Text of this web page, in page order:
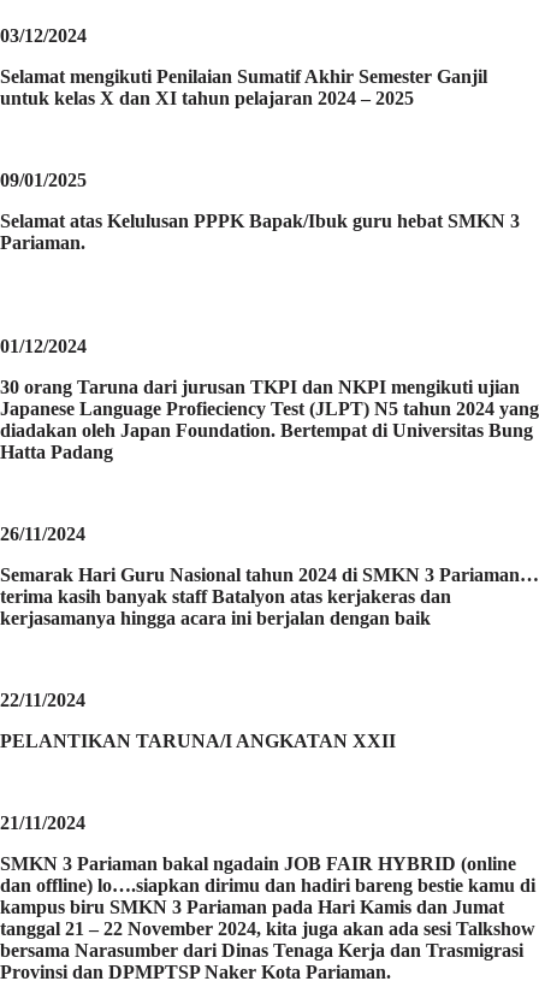
03/12/2024
Selamat mengikuti Penilaian Sumatif Akhir Semester Ganjil
untuk kelas X dan XI tahun pelajaran 2024 – 2025
09/01/2025
Selamat atas Kelulusan PPPK Bapak/Ibuk guru hebat SMKN 3
Pariaman.
01/12/2024
30 orang Taruna dari jurusan TKPI dan NKPI mengikuti ujian
Japanese Language Profieciency Test (JLPT) N5 tahun 2024 yang
diadakan oleh Japan Foundation. Bertempat di Universitas Bung
Hatta Padang
26/11/2024
Semarak Hari Guru Nasional tahun 2024 di SMKN 3 Pariaman…
terima kasih banyak staff Batalyon atas kerjakeras dan
kerjasamanya hingga acara ini berjalan dengan baik
22/11/2024
PELANTIKAN TARUNA/I ANGKATAN XXII
21/11/2024
SMKN 3 Pariaman bakal ngadain JOB FAIR HYBRID (online
dan offline) lo….siapkan dirimu dan hadiri bareng bestie kamu di
kampus biru SMKN 3 Pariaman pada Hari Kamis dan Jumat
tanggal 21 – 22 November 2024, kita juga akan ada sesi Talkshow
bersama Narasumber dari Dinas Tenaga Kerja dan Trasmigrasi
Provinsi dan DPMPTSP Naker Kota Pariaman.